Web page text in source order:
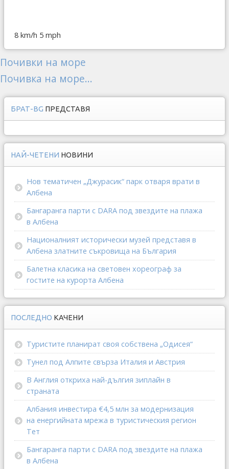
8 km/h 5 mph
Почивки на море
Почивка на море...
БРАТ-BG ПРЕДСТАВЯ
НАЙ-ЧЕТЕНИ НОВИНИ
Нов тематичен „Джурасик“ парк отваря врати в
Албена
Бангаранга парти с DARA под звездите на плажа
в Албена
Националният исторически музей представя в
Албена златните съкровища на България
Балетна класика на световен хореограф за
гостите на курорта Албена
ПОСЛЕДНО КАЧЕНИ
Туристите планират своя собствена „Одисея“
Тунел под Алпите свърза Италия и Австрия
В Англия откриха най-дългия зиплайн в
страната
Албания инвестира €4,5 млн за модернизация
на енергийната мрежа в туристическия регион
Тет
Бангаранга парти с DARA под звездите на плажа
в Албена